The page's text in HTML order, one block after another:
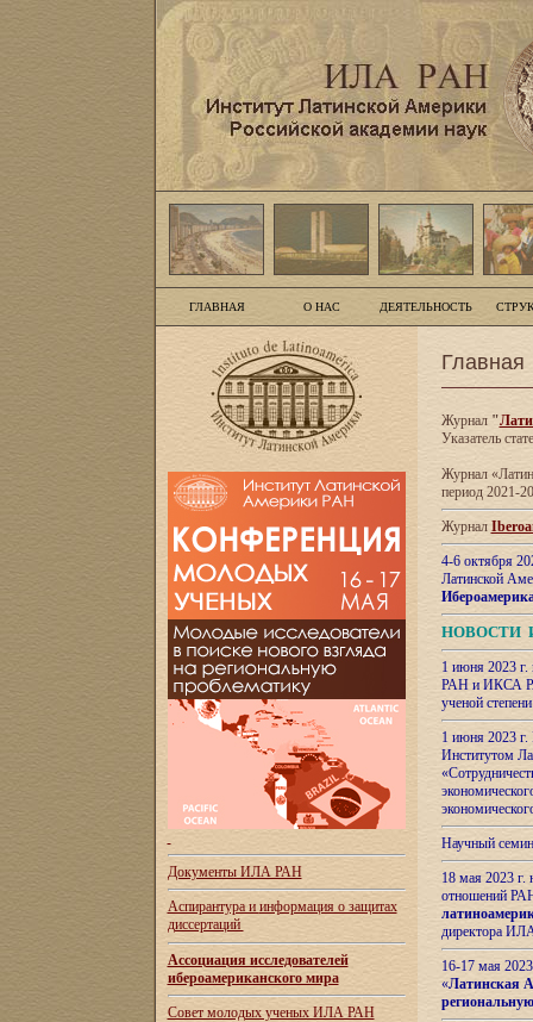
ГЛАВНАЯ О НАС ДЕЯТЕЛЬНОСТЬ
Документы ИЛА РАН
Аспирантура и информация о защитах
диссертаций
Ассоциация исследователей
ибероамериканского мира
Совет молодых ученых ИЛА РАН
Главная
Журнал"
Указатель
Журнал
период 2021-
Журнал
4-6 октября
Латинской
НОВОСТИ
1 июня 2023
РАН и ИКСА
ученой
1 июня 2023
Институтом
Научный
18 мая 2023
отношений
директора
16-17 мая
«Латинская